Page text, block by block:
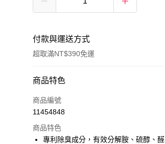
付款與運送方式
超取滿NT$390免運
付款方式
POYA支付
超商取貨付款
商品特色
商品編號
11454848
商品特色
專利除臭成分，有效分解胺、硫醇、